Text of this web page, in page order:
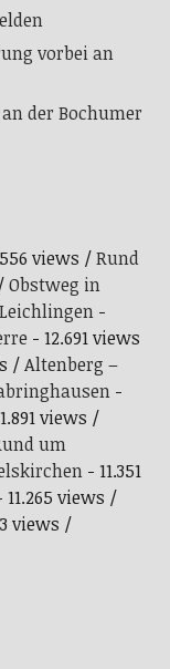
vorbei an
der Bochumer
views
Rund
Obstweg in
-
- 12.691 views
Altenberg –
-
views
um
- 11.351
views
views